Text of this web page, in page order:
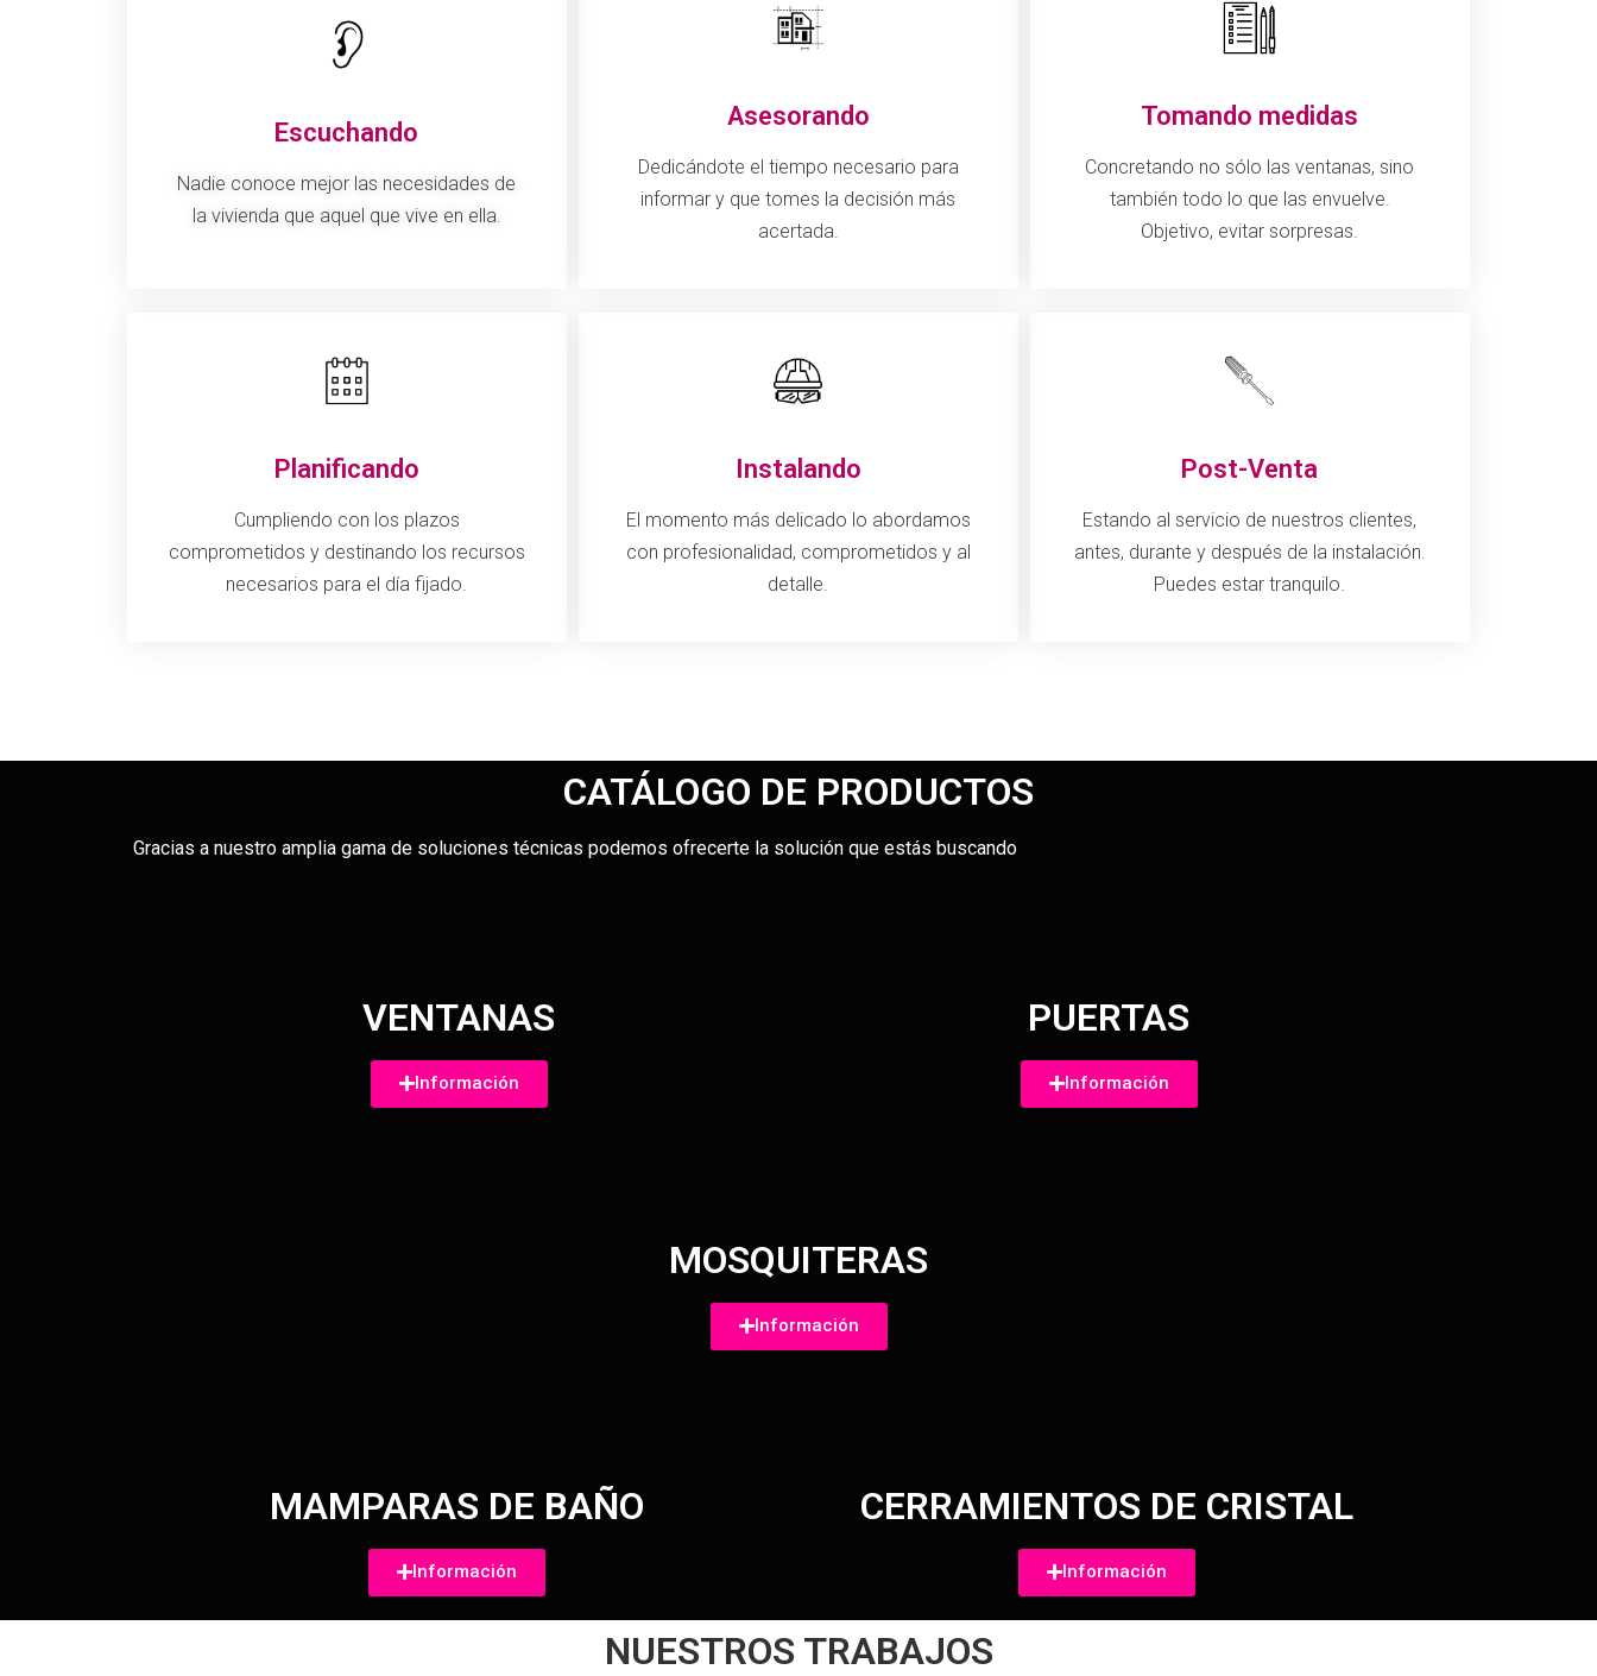
Escuchando
Nadie conoce mejor las necesidades de
la vivienda que aquel que vive en ella.
Asesorando
Dedicándote el tiempo necesario para
informar y que tomes la decisión más
acertada.
Tomando medidas
Concretando no sólo las ventanas, sino
también todo lo que las envuelve.
Objetivo, evitar sorpresas.
Planificando
Cumpliendo con los plazos
comprometidos y destinando los recursos
necesarios para el día fijado.
Instalando
El momento más delicado lo abordamos
con profesionalidad, comprometidos y al
detalle.
Post-Venta
Estando al servicio de nuestros clientes,
antes, durante y después de la instalación.
Puedes estar tranquilo.
CATÁLOGO DE PRODUCTOS
Gracias a nuestro amplia gama de soluciones técnicas podemos ofrecerte la solución que estás buscando
VENTANAS
Información
PUERTAS
Información
MOSQUITERAS
Información
MAMPARAS DE BAÑO
Información
CERRAMIENTOS DE CRISTAL
Información
NUESTROS TRABAJOS